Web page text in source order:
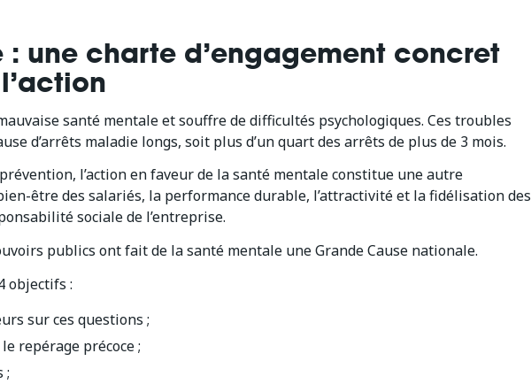
: une charte d’engagement concret
santé mentale et souffre de difficultés psychologiques. Ces troubles
d’arrêts maladie longs, soit plus d’un quart des arrêts de plus de 3 mois.
l’action en faveur de la santé mentale constitue une autre
être des salariés, la performance durable, l’attractivité et la fidélisation des
sociale de l’entreprise.
publics ont fait de la santé mentale une Grande Cause nationale.
objectifs :
sur ces questions ;
repérage précoce ;
;